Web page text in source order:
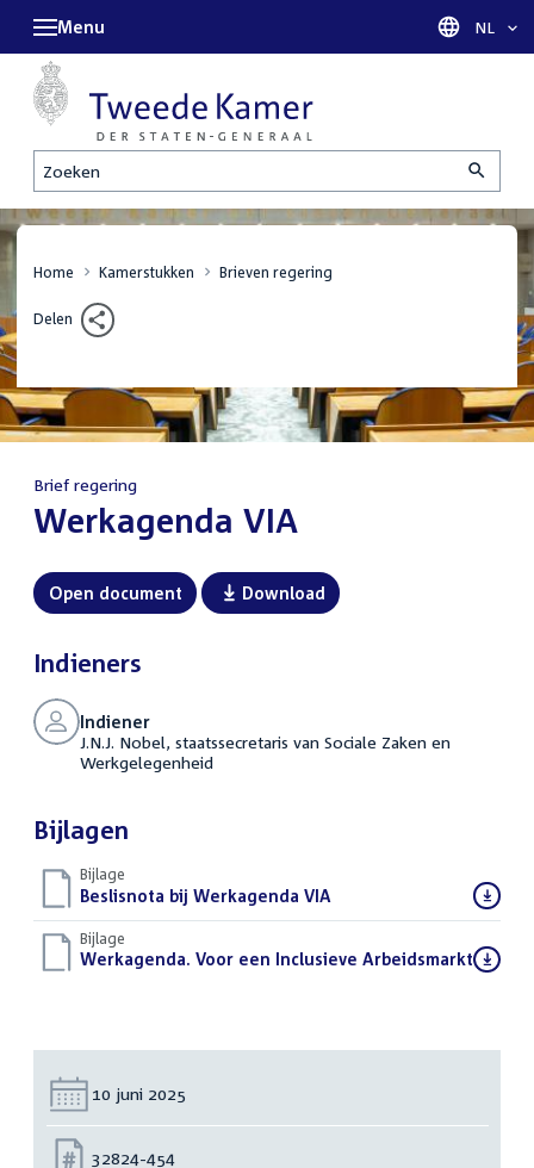
Zoeken
Menu Taal
NL
Home Kamerstukken Brieven regering
Delen
Brief regering
:Werkagenda VIA
Open document Download
Indieners
Indiener
J.N.J. Nobel, staatssecretaris van Sociale Zaken en
Werkgelegenheid
Bijlagen
Bijlage
Download
bestand:
Beslisnota bij Werkagenda VIA
Bijlage
Download
Werkagenda. Voor een Inclusieve Arbeidsmarkt(PDF)
Datum:
10 juni 2025
Nummer:
32824-454